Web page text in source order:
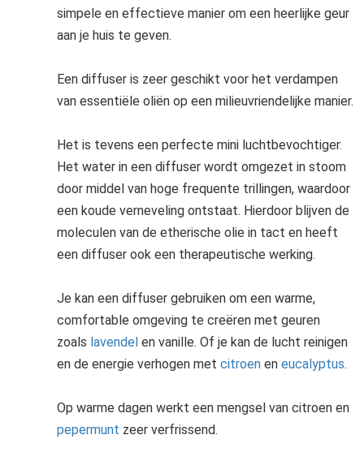
simpele en effectieve manier om een heerlijke geur
aan je huis te geven.
Een diffuser is zeer geschikt voor het verdampen
van essentiële oliën op een milieuvriendelijke manier.
Het is tevens een perfecte mini luchtbevochtiger.
Het water in een diffuser wordt omgezet in stoom
door middel van hoge frequente trillingen, waardoor
een koude verneveling ontstaat. Hierdoor blijven de
moleculen van de etherische olie in tact en heeft
een diffuser ook een therapeutische werking.
Je kan een diffuser gebruiken om een warme,
comfortable omgeving te creëren met geuren
zoals lavendel en vanille. Of je kan de lucht reinigen
en de energie verhogen met citroen en eucalyptus.
Op warme dagen werkt een mengsel van citroen en
pepermunt zeer verfrissend.